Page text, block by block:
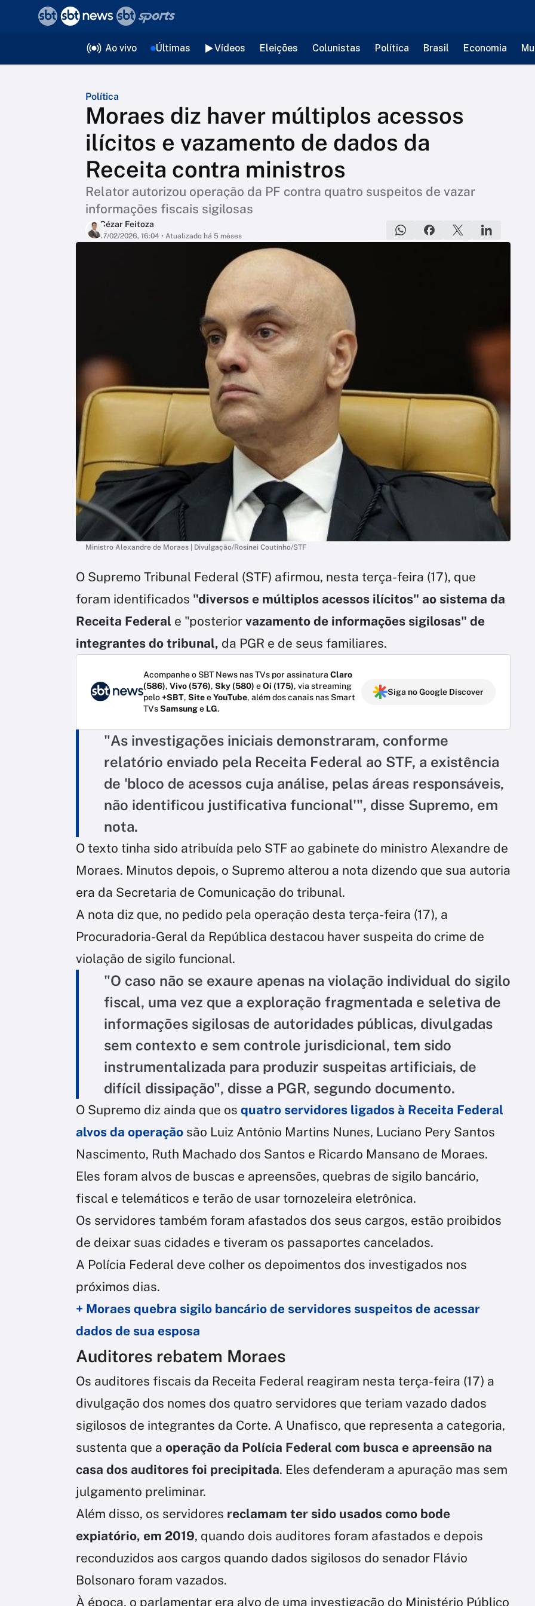
Ao vivo Últimas Vídeos Eleições Colunistas Política Brasil Economia
Política
Moraes diz haver múltiplos acessos
ilícitos e vazamento de dados da
Receita contra ministros
Relator autorizou operação da PF contra quatro suspeitos de vazar
informações fiscais sigilosas
Cézar Feitoza
17/02/2026, 16:04 • Atualizado há 5 mêses
Ministro Alexandre de Moraes | Divulgação/Rosinei Coutinho/STF
O Supremo Tribunal Federal (STF) afirmou, nesta terça-feira (17), que
foram identificados "diversos e múltiplos acessos ilícitos" ao sistema da
Receita Federal e "posterior vazamento de informações sigilosas" de
integrantes do tribunal, da PGR e de seus familiares.
Acompanhe o SBT News nas TVs por assinatura Claro
(586), Vivo (576), Sky (580) eOi (175), via streaming
pelo+SBT, SiteeYouTube, além dos canais nas Smart
TVsSamsunge LG.
Siga no Google Discover
"As investigações iniciais demonstraram, conforme
relatório enviado pela Receita Federal ao STF, a existência
de 'bloco de acessos cuja análise, pelas áreas responsáveis,
não identificou justificativa funcional'", disse Supremo, em
nota.
O texto tinha sido atribuída pelo STF ao gabinete do ministro Alexandre de
Moraes. Minutos depois, o Supremo alterou a nota dizendo que sua autoria
era da Secretaria de Comunicação do tribunal.
A nota diz que, no pedido pela operação desta terça-feira (17), a
Procuradoria-Geral da República destacou haver suspeita do crime de
violação de sigilo funcional.
"O caso não se exaure apenas na violação individual do sigilo
fiscal, uma vez que a exploração fragmentada e seletiva de
informações sigilosas de autoridades públicas, divulgadas
sem contexto e sem controle jurisdicional, tem sido
instrumentalizada para produzir suspeitas artificiais, de
difícil dissipação", disse a PGR, segundo documento.
O Supremo diz ainda que os quatro servidores ligados à Receita Federal
alvos da operação são Luiz Antônio Martins Nunes, Luciano Pery Santos
Nascimento, Ruth Machado dos Santos e Ricardo Mansano de Moraes.
Eles foram alvos de buscas e apreensões, quebras de sigilo bancário,
fiscal e telemáticos e terão de usar tornozeleira eletrônica.
Os servidores também foram afastados dos seus cargos, estão proibidos
de deixar suas cidades e tiveram os passaportes cancelados.
A Polícia Federal deve colher os depoimentos dos investigados nos
próximos dias.
+ Moraes quebra sigilo bancário de servidores suspeitos de acessar
dados de sua esposa
Auditores rebatem Moraes
Os auditores fiscais da Receita Federal reagiram nesta terça-feira (17) a
divulgação dos nomes dos quatro servidores que teriam vazado dados
sigilosos de integrantes da Corte. A Unafisco, que representa a categoria,
sustenta que a operação da Polícia Federal com busca e apreensão na
casa dos auditores foi precipitada. Eles defenderam a apuração mas sem
julgamento preliminar.
Além disso, os servidores reclamam ter sido usados como bode
expiatório, em 2019, quando dois auditores foram afastados e depois
reconduzidos aos cargos quando dados sigilosos do senador Flávio
Bolsonaro foram vazados.
À época, o parlamentar era alvo de uma investigação do Ministério Público
voltar
Editorias